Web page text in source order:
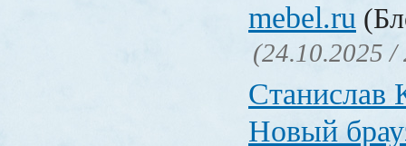
mebel.ru
(24.10.2025 /
Станислав
Новый